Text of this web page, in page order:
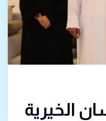
الخيرية